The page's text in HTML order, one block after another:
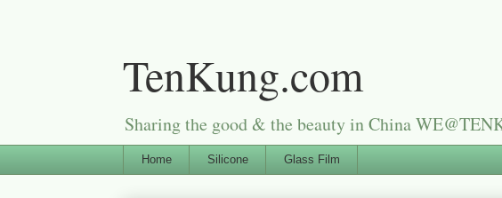
TenKung.com
Sharing the good & the beauty in China
Home Silicone Glass Film